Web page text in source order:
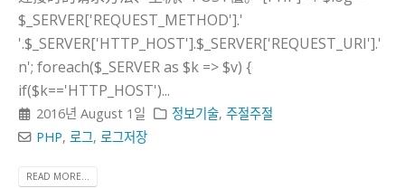
$_SERVER['REQUEST_METHOD'].'
'.$_SERVER['HTTP_HOST'].$_SERVER['REQUEST_URI'].'
n'; foreach($_SERVER as $k => $v) {
if($k=='HTTP_HOST')...
2016년 August 1일 정보기술, 주절주절
PHP,로그,로그저장
READ MORE...